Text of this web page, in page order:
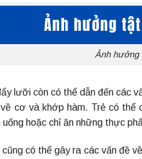
Ảnh hưởng
lưỡi còn có thể dẫn đến các
cơ và khớp hàm. Trẻ có thể
hoặc chỉ ăn những thực
cũng có thể gây ra các vấn đề